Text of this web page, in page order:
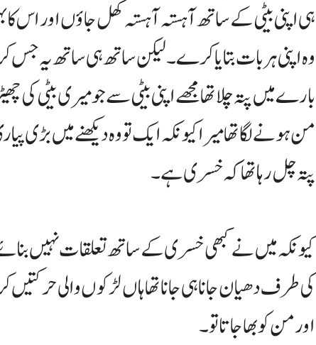
ہی اپنی بیٹی کے ساتھ آہستہ آہستہ کھل جاؤں اور اس
وہ اپنی ہر بات بتایا کرے۔ لیکن ساتھ ہی ساتھ یہ جس
بارے میں پتہ چلا تھا مجھے اپنی بیٹی سے جو میری بیٹی
من ہونے لگا تھا میرا کیونکہ ایک تو وہ دیکھنے میں
پتہ چل رہا تھا کہ خسری ہے۔
کیونکہ میں نے کبھی خسری کے ساتھ تعلقات نہیں
کی طرف دھیان جانا ہی جانا تھا ہاں لڑکوں والی حرکتیں کر
اور من کو بھا جاتا تو۔